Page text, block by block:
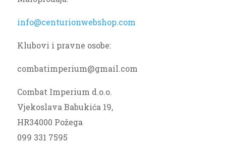
info@centurionwebshop.com
Klubovi i pravne osobe:
combatimperium@gmail.com
Combat Imperium d.o.o.
Vjekoslava Babukića 19,
HR34000 Požega
099 331 7595